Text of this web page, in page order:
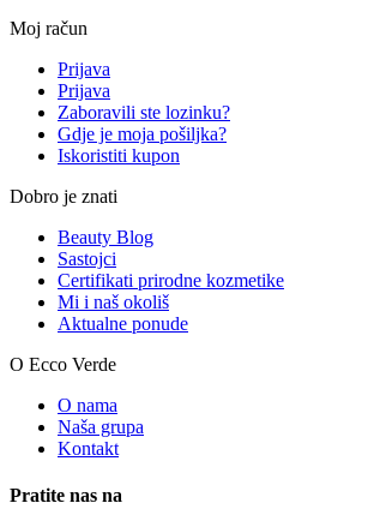
Moj račun
Prijava
Prijava
Zaboravili ste lozinku?
Gdje je moja pošiljka?
Iskoristiti kupon
Dobro je znati
Beauty Blog
Sastojci
Certifikati prirodne kozmetike
Mi i naš okoliš
Aktualne ponude
O Ecco Verde
O nama
Naša grupa
Kontakt
Pratite nas na